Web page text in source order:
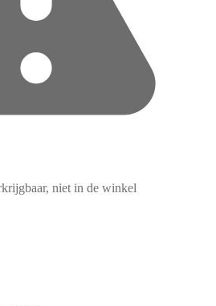
niet in de winkel